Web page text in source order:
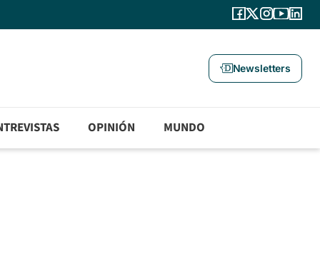
Newsletters
OPINIÓN MUNDO